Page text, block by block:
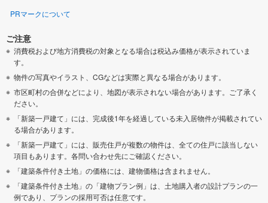
PRマークについて
ご注意
消費税および地方消費税の対象となる場合は税込み価格が表示されていま
す。
物件の写真やイラスト、CGなどは実際と異なる場合があります。
市区町村の合併などにより、地図が表示されない場合があります。ご了承く
ださい。
「新築一戸建て」には、完成後1年を経過している未入居物件が掲載されてい
る場合があります。
「新築一戸建て」には、販売住戸が複数の物件は、全ての住戸に該当しない
項目もあります。各問い合わせ先にご確認ください。
「建築条件付き土地」の価格には、建物価格は含まれません。
「建築条件付き土地」の「建物プラン例」は、土地購入者の設計プランの一
例であり、プランの採用可否は任意です。